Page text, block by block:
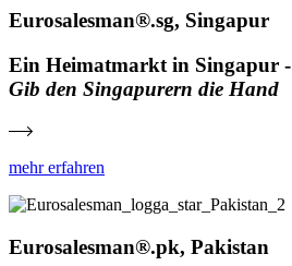
Eurosalesman®.sg, Singapur
Ein Heimatmarkt in Singapur -
Gib den Singapurern die Hand
mehr erfahren
Eurosalesman®.pk, Pakistan